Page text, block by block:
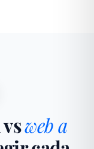
vsweb a